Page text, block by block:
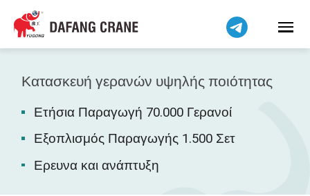
Κατασκευή γερανών υψηλής ποιότητας
Ετήσια Παραγωγή 70.000 Γερανοί
Εξοπλισμός Παραγωγής 1.500 Σετ
Ερευνα και ανάπτυξη
Bahasa Indonesia
Bahasa Melayu
Tiếng Việt
简体中文
فارسی
Pilipino
اردو